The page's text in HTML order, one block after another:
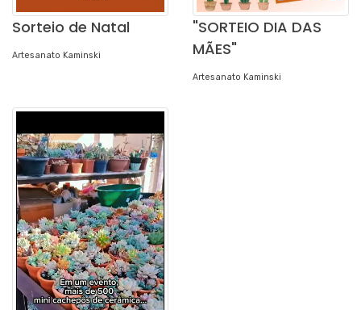
Sorteio de Natal
Artesanato Kaminski
"SORTEIO DIA DAS
MÃES"
Artesanato Kaminski